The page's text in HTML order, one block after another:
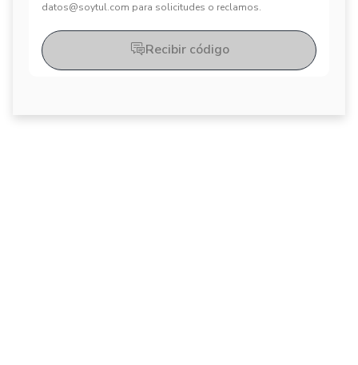
datos@soytul.com para solicitudes o reclamos.
Recibir código